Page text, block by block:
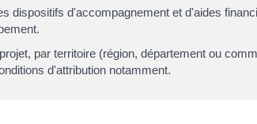
dispositifs d'accompagnement et d'aides
par territoire (région, département ou
d'attribution notamment.